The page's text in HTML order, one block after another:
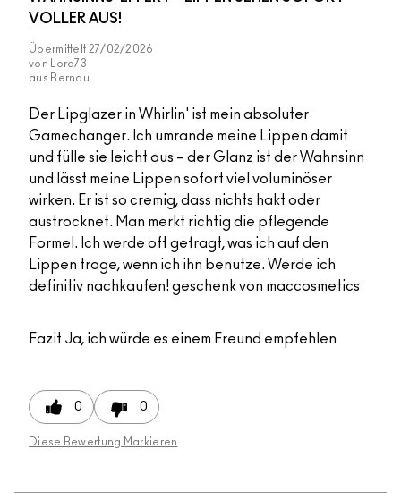
VOLLER AUS!
Übermittelt 27/02/2026
von
Lora73
aus Bernau
Der Lipglazer in Whirlin' ist mein absoluter
Gamechanger. Ich umrande meine Lippen damit
und fülle sie leicht aus – der Glanz ist der Wahnsinn
und lässt meine Lippen sofort viel voluminöser
wirken. Er ist so cremig, dass nichts hakt oder
austrocknet. Man merkt richtig die pflegende
Formel. Ich werde oft gefragt, was ich auf den
Lippen trage, wenn ich ihn benutze. Werde ich
definitiv nachkaufen! geschenk von maccosmetics
Fazit Ja, ich würde es einem Freund empfehlen
0 0
Diese Bewertung Markieren